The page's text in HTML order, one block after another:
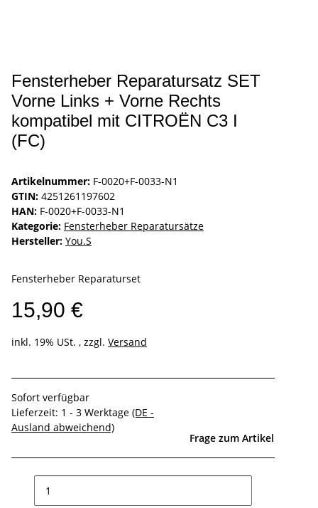
Fensterheber Reparatursatz SET
Vorne Links + Vorne Rechts
kompatibel mit CITROËN C3 I
(FC)
Artikelnummer: F-0020+F-0033-N1
GTIN: 4251261197602
HAN: F-0020+F-0033-N1
Kategorie: Fensterheber Reparatursätze
Hersteller: You.S
Fensterheber Reparaturset
15,90 €
inkl. 19% USt. , zzgl. Versand
Sofort verfügbar
Lieferzeit: 1 - 3 Werktage (DE -
Ausland abweichend)
Frage zum Artikel